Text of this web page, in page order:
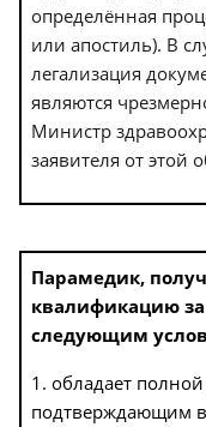
определённая
или апостиль). В
легализация
являются
Министр
заявителя от этой
Парамедик,
квалификацию
следующим
1. обладает
подтверждающим